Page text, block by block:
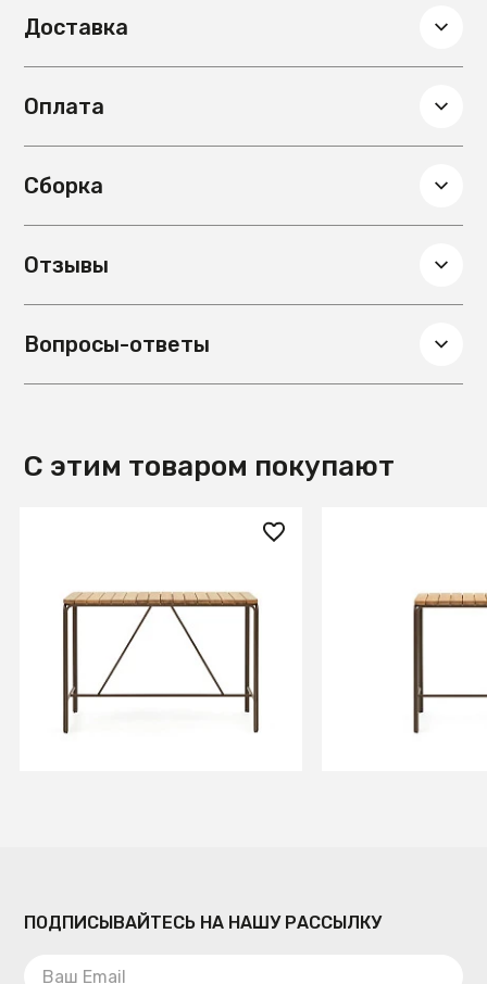
Доставка
Оплата
Сборка
Отзывы
Вопросы-ответы
С этим товаром покупают
Salguer Барный стол из
массива акации и
коричневой стали Ø 140 x 70
Salguer Барный
ПОДПИСЫВАЙТЕСЬ НА НАШУ РАССЫЛКУ